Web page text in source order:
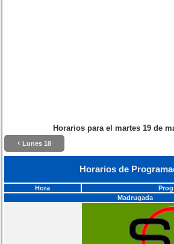
Horarios para elmartes 19 de
‹ Lunes 18
Horarios de
Hora
Madrugada